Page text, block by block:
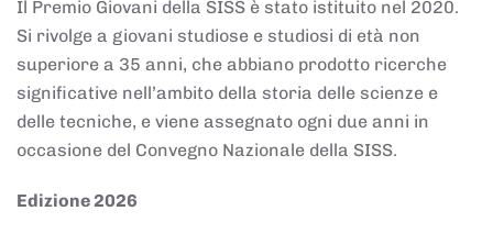
Il Premio Giovani della SISS è stato istituito nel 2020.
Si rivolge a giovani studiose e studiosi di età non
superiore a 35 anni, che abbiano prodotto ricerche
significative nell’ambito della storia delle scienze e
delle tecniche, e viene assegnato ogni due anni in
occasione del Convegno Nazionale della SISS.
Edizione 2026